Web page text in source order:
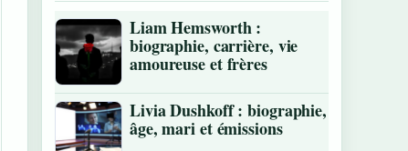
Liam Hemsworth :
biographie, carrière, vie
amoureuse et frères
Livia Dushkoff : biographie,
âge, mari et émissions